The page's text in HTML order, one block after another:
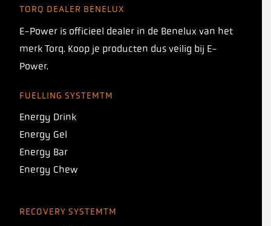
TORQ DEALER BENELUX
E-Power is officieel dealer in de Benelux van het
merk Torq. Koop je producten dus veilig bij E-
Power.
FUELLING SYSTEMTM
Energy Drink
Energy Gel
Energy Bar
Energy Chew
RECOVERY SYSTEMTM